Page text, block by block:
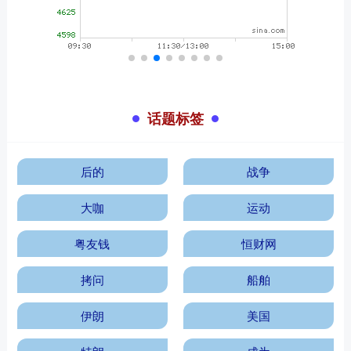
话题标签
后的 战争
大咖 运动
粤友钱 恒财网
拷问 船舶
伊朗 美国